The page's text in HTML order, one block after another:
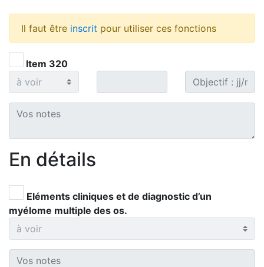
Il faut être inscrit pour utiliser ces fonctions
Item 320
En détails
Eléments cliniques et de diagnostic d’un
myélome multiple des os.